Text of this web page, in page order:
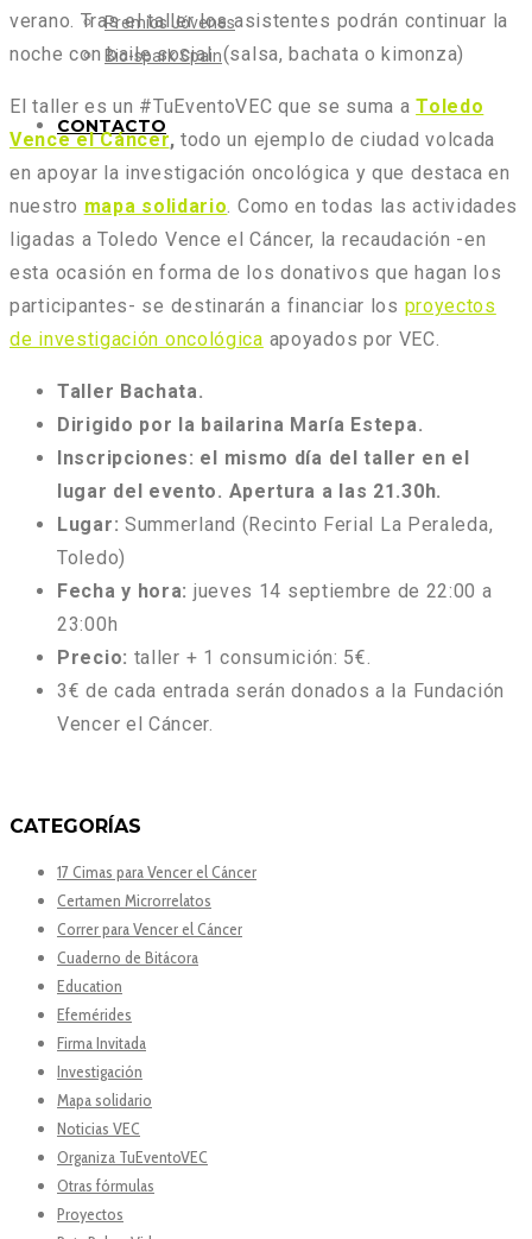
Premios Jóvenes
Bio-spark Spain
CONTACTO
verano. Tras el taller los asistentes podrán continuar la
noche con baile social (salsa, bachata o kimonza)
El taller es un #TuEventoVEC que se suma aToledo
Vence el Cáncer, todo un ejemplo de ciudad volcada
en apoyar la investigación oncológica y que destaca en
nuestro mapa solidario. Como en todas las actividades
ligadas a Toledo Vence el Cáncer, la recaudación -en
esta ocasión en forma de los donativos que hagan los
participantes- se destinarán a financiar los proyectos
de investigación oncológica apoyados por VEC.
Taller Bachata.
Dirigido por la bailarina María Estepa.
Inscripciones: el mismo día del taller en el
lugar del evento. Apertura a las 21.30h.
Lugar: Summerland (Recinto Ferial La Peraleda,
Toledo)
Fecha y hora: jueves 14 septiembre de 22:00 a
23:00h
Precio: taller + 1 consumición: 5€.
3€ de cada entrada serán donados a la Fundación
Vencer el Cáncer.
CATEGORÍAS
17 Cimas para Vencer el Cáncer
Certamen Microrrelatos
Correr para Vencer el Cáncer
Cuaderno de Bitácora
Education
Efemérides
Firma Invitada
Investigación
Mapa solidario
Noticias VEC
Organiza TuEventoVEC
Otras fórmulas
Proyectos